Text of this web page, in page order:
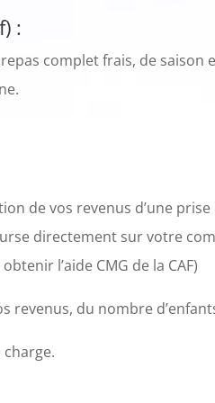
:
complet frais, de saison
de vos revenus d’une prise
directement sur votre
l’aide CMG de la CAF)
revenus, du nombre